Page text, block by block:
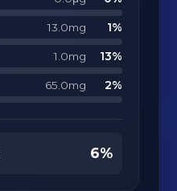
13.0mg
1%
1.0mg
13%
65.0mg 2%
6%